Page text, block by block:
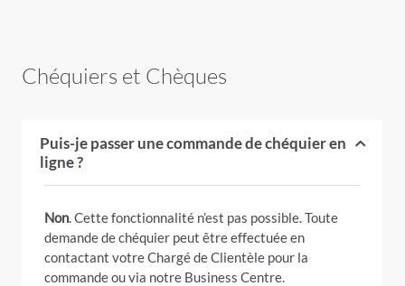
Chéquiers et Chèques
Puis-je passer une commande de chéquier en
ligne ?
Non. Cette fonctionnalité n’est pas possible. Toute
demande de chéquier peut être effectuée en
contactant votre Chargé de Clientèle pour la
commandeou via notre Business Centre.